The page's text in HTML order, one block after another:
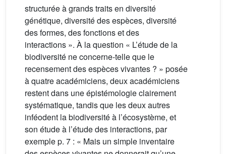
structurée à grands traits en diversité
génétique, diversité des espèces, diversité
des formes, des fonctions et des
interactions ». À la question « L’étude de la
biodiversité ne concerne-telle que le
recensement des espèces vivantes ? » posée
à quatre académiciens, deux académiciens
restent dans une épistémologie clairement
systématique, tandis que les deux autres
inféodent la biodiversité à l’écosystème, et
son étude à l’étude des interactions, par
exemple p. 7 : « Mais un simple inventaire